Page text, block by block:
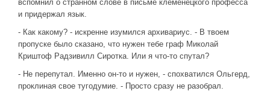
вспомнил о странном слове в письме клеменецкого професса
и придержал язык.
- Как какому? - искренне изумился архивариус. - В твоем
пропуске было сказано, что нужен тебе граф Миколай
Криштоф Радзивилл Сиротка. Или я что-то спутал?
- Не перепутал. Именно он-то и нужен, - спохватился Ольгерд,
проклиная свое тугодумие. - Просто сразу не разобрал.